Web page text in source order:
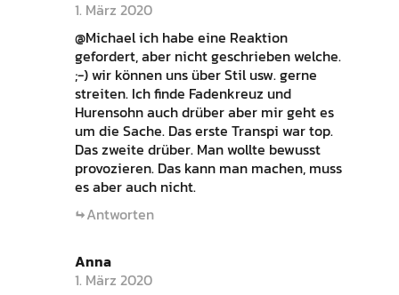
1. März 2020
@Michael ich habe eine Reaktion
gefordert, aber nicht geschrieben welche.
;-) wir können uns über Stil usw. gerne
streiten. Ich finde Fadenkreuz und
Hurensohn auch drüber aber mir geht es
um die Sache. Das erste Transpi war top.
Das zweite drüber. Man wollte bewusst
provozieren. Das kann man machen, muss
es aber auch nicht.
Antworten
Anna
1. März 2020